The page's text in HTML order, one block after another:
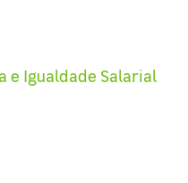
e Igualdade Salarial